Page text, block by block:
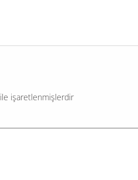
ile işaretlenmişlerdir